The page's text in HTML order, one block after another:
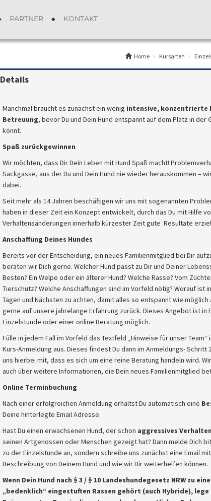
PARTNER KONTAKT
Home Kursarten
Details
Manchmal braucht es zunächst ein wenig intensive, konzentrierte
Betreuung, bevor Du und Dein Hund entspannt auf dem Platz in der
könnt.
Spaß zurückgewinnen
Wir möchten, dass Dir Dein Leben mit Hund Spaß macht!
Sackgasse, aus der Du und Dein Hund nie wieder herauskommen –
dabei.
Seit mehr als 14 Jahren beschäftigen wir uns mit sogenannten
haben in dieser Zeit ein Konzept entwickelt, durch das Du mit Hilfe
Verhaltensänderungen innerhalb kürzester Zeit gute Resultate
Anschaffung Deines Hundes
Bereits vor der Entscheidung, ein neues Familienmitglied bei Dir
beraten wir Dich gerne. Welcher Hund passt zu Dir und Deiner
Besten? Ein Welpe oder ein älterer Hund? Welche Rasse? Vom
Tierschutz? Welche Anschaffungen sind im Vorfeld nötig? Worauf ist
Tagen und Nächsten zu achten, damit alles so entspannt wie möglich
gerne auf unsere jahrelange Erfahrung zurück. Dieses Angebot ist in
Einzelstunde oder einer online Beratung möglich.
Fülle in jedem Fall im Vorfeld das Textfeld „Hinweise für unser Team“
Kurs-Anmeldung aus. Dieses findest Du dann im Anmeldungs- Schritt 2
uns hierbei mit, dass es sich um eine reine Beratung handeln wird.
auch über weitere Informationen, die Dein neues Familienmitglied
Online Terminbuchung
Nach einer erfolgreichen Anmeldung erhältst Du automatisch eine
Deine hinterlegte Email Adresse.
Hast Du einen erwachsenen Hund, der schon aggressives Verhalten
seinen Artgenossen oder Menschen gezeigt hat? Dann melde Dich
zu der Einzelstunde an, sondern schreibe uns zunächst eine Email
Beschreibung von Deinem Hund und wie wir Dir weiterhelfen können.
Wenn Dein Hund nach § 3 / § 10 Landeshundegesetz NRW zu
„bedenklich“ eingestuften Rassen gehört (auch Hybride),